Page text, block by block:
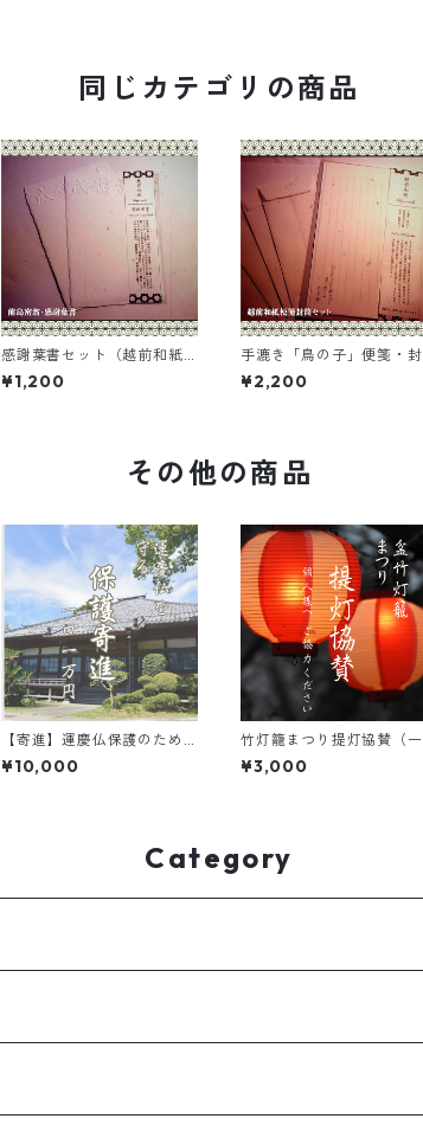
同じカテゴリの商品
感謝葉書セット（越前和紙 ×
浄楽寺）切手入
¥1,200
手漉き「鳥の子」便箋・封
筒セット（前島密翁の言葉
入り／越前和紙）
¥2,200
その他の商品
【寄進】運慶仏保護のため
の寄付一万円/一口
¥10,000
竹灯籠まつり提灯協賛（一
口三千円から何口でも）
¥3,000
Category